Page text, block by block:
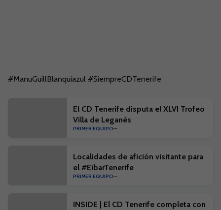
#ManuGuillBlanquiazul #SiempreCDTenerife
El CD Tenerife disputa el XLVI Trofeo
Villa de Leganés
PRIMER EQUIPO
Localidades de afición visitante para
el #EibarTenerife
PRIMER EQUIPO
INSIDE | El CD Tenerife completa con